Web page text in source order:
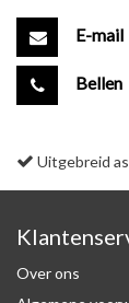
E-mail
Bellen
Uitgebreid
Over ons